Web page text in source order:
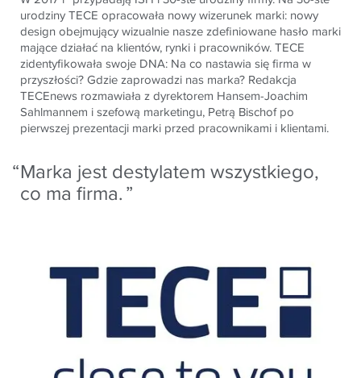
urodziny TECE opracowała nowy wizerunek marki: nowy
design obejmujący wizualnie nasze zdefiniowane hasło marki
mające działać na klientów, rynki i pracowników. TECE
zidentyfikowała swoje DNA: Na co nastawia się firma w
przyszłości? Gdzie zaprowadzi nas marka? Redakcja
TECEnews rozmawiała z dyrektorem Hansem-Joachim
Sahlmannem i szefową marketingu, Petrą Bischof po
pierwszej prezentacji marki przed pracownikami i klientami.
Marka jest destylatem wszystkiego,
co ma firma.